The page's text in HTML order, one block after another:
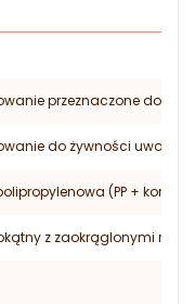
przeznaczone do
do żywności
(PP +
z zaokrąglonymi